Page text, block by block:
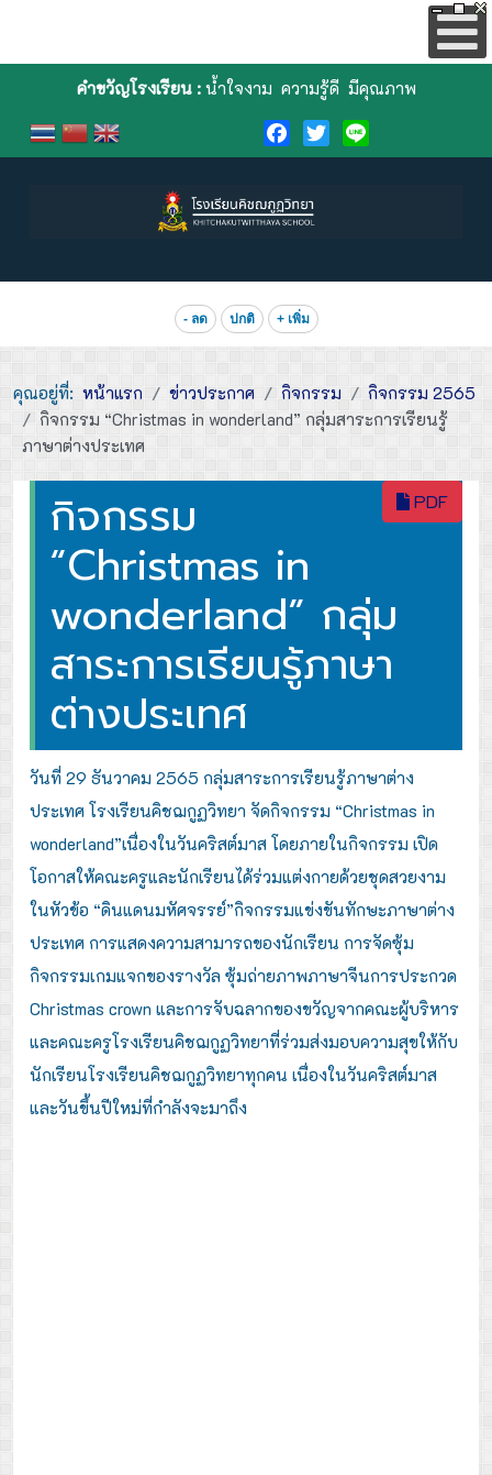
คำขวัญโรงเรียน :น้ำใจงาม ความรู้ดี มีคุณภาพ
Facebook
TwitterLine
- ลด ปกติ + เพิ่ม
คุณอยู่ที่: หน้าแรก ข่าวประกาศ กิจกรรม
กิจกรรม 2565
กิจกรรม “Christmas in wonderland” กลุ่มสาระการเรียนรู้
ภาษาต่างประเทศ
PDF
กิจกรรม
“Christmas in
wonderland” กลุ่ม
สาระการเรียนรู้ภาษา
ต่างประเทศ
วันที่ 29 ธันวาคม 2565 กลุ่มสาระการเรียนรู้ภาษาต่าง
ประเทศ โรงเรียนคิชฌกูฏวิทยา จัดกิจกรรม “Christmas in
wonderland”เนื่องในวันคริสต์มาส โดยภายในกิจกรรม เปิด
โอกาสให้คณะครูและนักเรียนได้ร่วมแต่งกายด้วยชุดสวยงาม
ในหัวข้อ “ดินแดนมหัศจรรย์”กิจกรรมแข่งขันทักษะภาษาต่าง
ประเทศ การแสดงความสามารถของนักเรียน การจัดซุ้ม
กิจกรรมเกมแจกของรางวัล ซุ้มถ่ายภาพภาษาจีนการประกวด
Christmas crown และการจับฉลากของขวัญจากคณะผู้บริหาร
และคณะครูโรงเรียนคิชฌกูฏวิทยาที่ร่วมส่งมอบความสุขให้กับ
นักเรียนโรงเรียนคิชฌกูฏวิทยาทุกคน เนื่องในวันคริสต์มาส
และวันขึ้นปีใหม่ที่กำลังจะมาถึง